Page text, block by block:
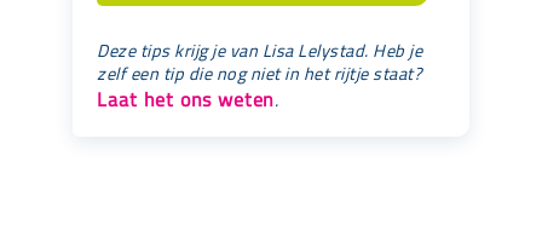
Deze tips krijg je van Lisa Lelystad. Heb je
zelf een tip die nog niet in het rijtje staat?
Laat het ons weten.